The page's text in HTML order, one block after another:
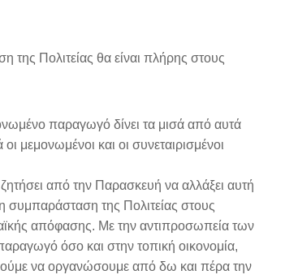
Πολιτείας θα είναι πλήρης στους
παραγωγό δίνει τα μισά από αυτά
μεμονωμένοι και οι συνεταιρισμένοι
από την Παρασκευή να αλλάξει αυτή
συμπαράσταση της Πολιτείας στους
απόφασης. Με την αντιπροσωπεία των
όσο και στην τοπική οικονομία,
να οργανώσουμε από δω και πέρα την